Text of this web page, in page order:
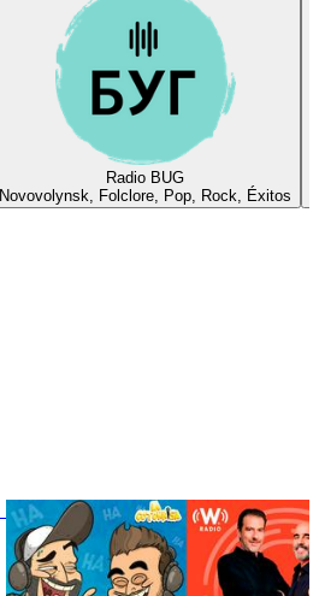
Radio BUG
Novovolynsk, Folclore, Pop, Rock, Éxitos